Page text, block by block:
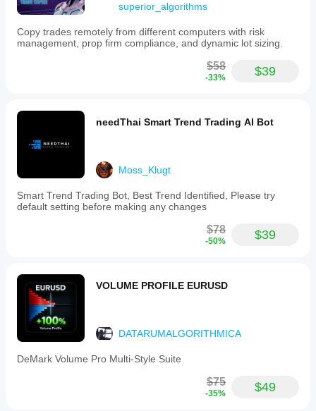
superior_algorithms
Copy trades remotely from different computers with risk
management, prop firm compliance, and dynamic lot sizing.
$58
-33% $39
needThai Smart Trend Trading AI Bot
Moss_Klugt
Smart Trend Trading Bot, Best Trend Identified, Please try
default setting before making any changes
$78
-50% $39
VOLUME PROFILE EURUSD
DATARUMALGORITHMICA
DeMark Volume Pro Multi-Style Suite
$75
-35% $49